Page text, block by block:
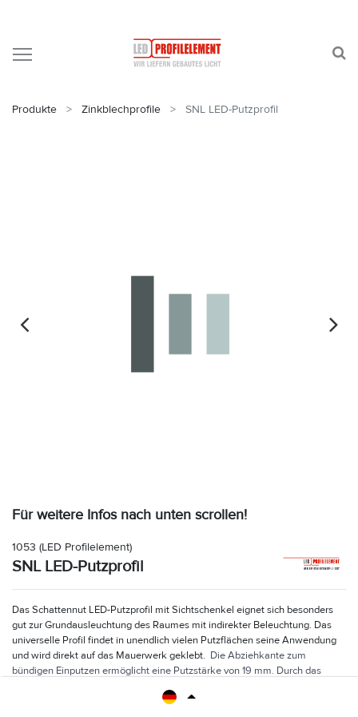
Produkte Zinkblechprofile SNL LED-Putzprofil
Für weitere Infos nach unten scrollen!
1053 (LED Profilelement)
SNL LED-Putzprofil
Das Schattennut LED-Putzprofil mit Sichtschenkel eignet sich besonders
gut zur Grundausleuchtung des Raumes mit indirekter Beleuchtung. Das
universelle Profil findet in unendlich vielen Putzflächen seine Anwendung
und wird direkt auf das Mauerwerk geklebt. Die Abziehkante zum
bündigen Einputzen ermöglicht eine Putzstärke von 19 mm. Durch das